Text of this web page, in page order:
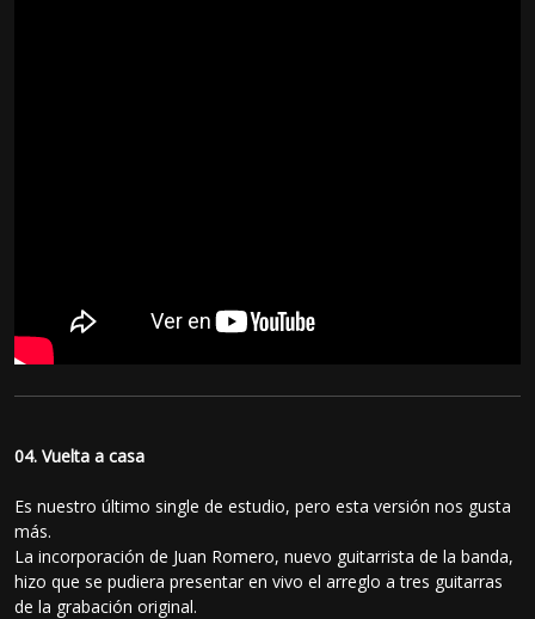
04. Vuelta a casa
Es nuestro último single de estudio, pero esta versión nos gusta
más.
La incorporación de Juan Romero, nuevo guitarrista de la banda,
hizo que se pudiera presentar en vivo el arreglo a tres guitarras
de la grabación original.